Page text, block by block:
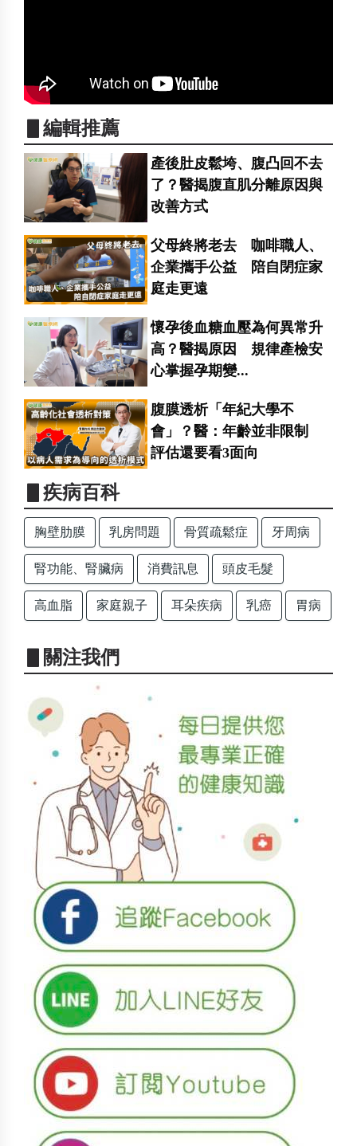
▋編輯推薦
產後肚皮鬆垮、腹凸回不去
了？醫揭腹直肌分離原因與
改善方式
父母終將老去 咖啡職人、
企業攜手公益 陪自閉症家
庭走更遠
懷孕後血糖血壓為何異常升
高？醫揭原因 規律產檢安
心掌握孕期變...
腹膜透析「年紀大學不
會」？醫：年齡並非限制
評估還要看3面向
▋疾病百科
胸壁肋膜 乳房問題 骨質疏鬆症 牙周病
腎功能、腎臟病 消費訊息 頭皮毛髮
高血脂 家庭親子 耳朵疾病 乳癌 胃病
▋關注我們